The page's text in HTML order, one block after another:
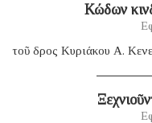
Κώδων
τοῦ δρος Κυριάκου Α.